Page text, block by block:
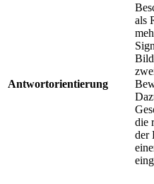
Antwortorientierung
als
die
der